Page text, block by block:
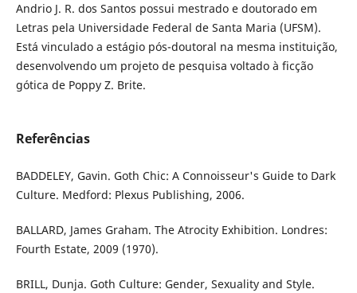
Andrio J. R. dos Santos possui mestrado e doutorado em
Letras pela Universidade Federal de Santa Maria (UFSM).
Está vinculado a estágio pós-doutoral na mesma instituição,
desenvolvendo um projeto de pesquisa voltado à ficção
gótica de Poppy Z. Brite.
Referências
BADDELEY, Gavin. Goth Chic: A Connoisseur's Guide to Dark
Culture. Medford: Plexus Publishing, 2006.
BALLARD, James Graham. The Atrocity Exhibition. Londres:
Fourth Estate, 2009 (1970).
BRILL, Dunja. Goth Culture: Gender, Sexuality and Style.